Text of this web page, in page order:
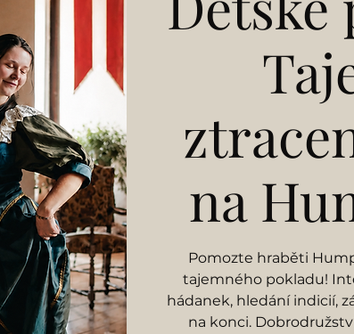
na
Pomozte hraběti
tajemného pokladu!
hádanek, hledání indicií,
na konci.